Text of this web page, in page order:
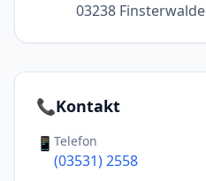
03238 Finsterwalde
📞Kontakt
📱 Telefon
(03531) 2558